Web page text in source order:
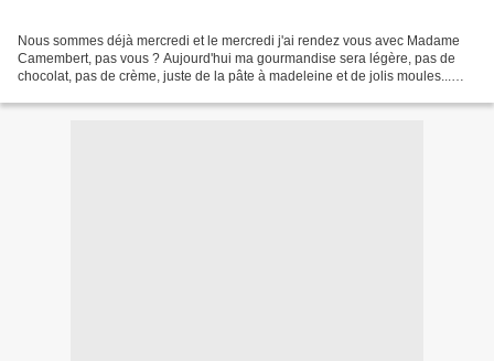
Nous sommes déjà mercredi et le mercredi j'ai rendez vous avec Madame
Camembert, pas vous ? Aujourd'hui ma gourmandise sera légère, pas de
chocolat, pas de crème, juste de la pâte à madeleine et de jolis moules...